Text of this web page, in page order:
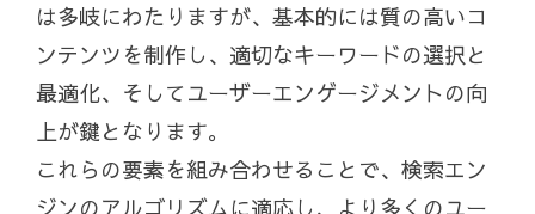
は多岐にわたりますが、基本的には質の高いコ
ンテンツを制作し、適切なキーワードの選択と
最適化、そしてユーザーエンゲージメントの向
上が鍵となります。
これらの要素を組み合わせることで、検索エン
ジンのアルゴリズムに適応し、より多くのユー